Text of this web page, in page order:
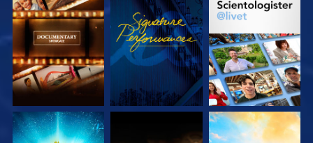
UTFORSK SERIEN SE UTFORSK SERIEN